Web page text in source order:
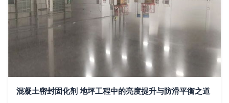
混凝土密封固化剂 地坪工程中的亮度提升与防滑平衡之道